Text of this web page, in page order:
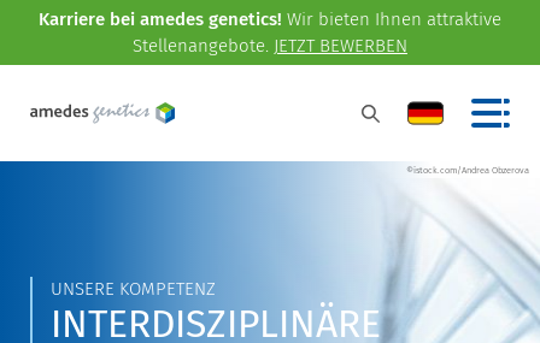
Karriere bei amedes genetics! Wir bieten Ihnen attraktive
Stellenangebote. JETZT BEWERBEN
©istock.com/Andrea Obzerova
UNSERE KOMPETENZ
INTERDISZIPLINÄRE